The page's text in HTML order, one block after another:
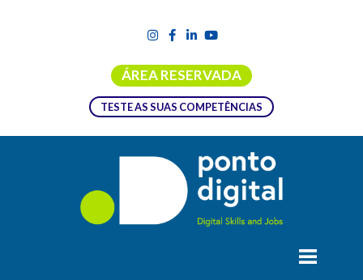
ÁREA RESERVADA
TESTE AS SUAS COMPETÊNCIAS